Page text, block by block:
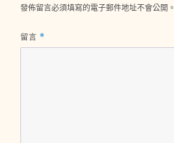
發佈留言必須填寫的電子郵件地址不會公開。
留言 *